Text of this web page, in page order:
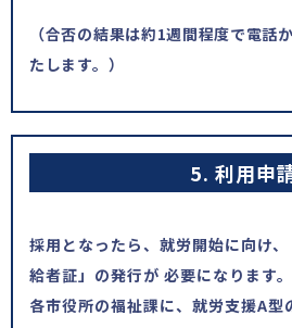
（合否の結果は約1週間程度で電話
たします。）
5. 利用申
採用となったら、就労開始に向け
給者証」の発行が 必要になります。
各市役所の福祉課に、就労支援A型